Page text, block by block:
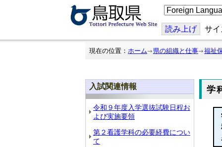
こ
の
ジ
を
翻
読み上げ サイ
現在の位置： ホーム 県の組織と仕事 福祉
入試関連情報
令和９年度入学選抜試験日程お
よび実施要領
第２看護学科の必要経費につい
て
学